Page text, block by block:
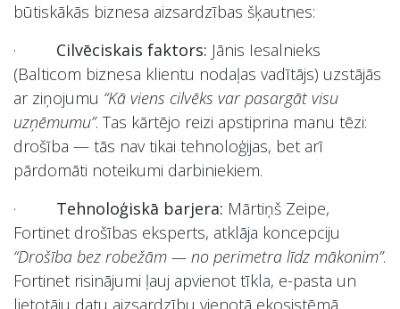
būtiskākās biznesa aizsardzības šķautnes:
· Cilvēciskais faktors: Jānis Iesalnieks
(Balticom biznesa klientu nodaļas vadītājs) uzstājās
ar ziņojumu “Kā viens cilvēks var pasargāt visu
uzņēmumu”. Tas kārtējo reizi apstiprina manu tēzi:
drošība — tās nav tikai tehnoloģijas, bet arī
pārdomāti noteikumi darbiniekiem.
· Tehnoloģiskā barjera: Mārtiņš Zeipe,
Fortinet drošības eksperts, atklāja koncepciju
“Drošība bez robežām — no perimetra līdz mākonim”.
Fortinet risinājumi ļauj apvienot tīkla, e-pasta un